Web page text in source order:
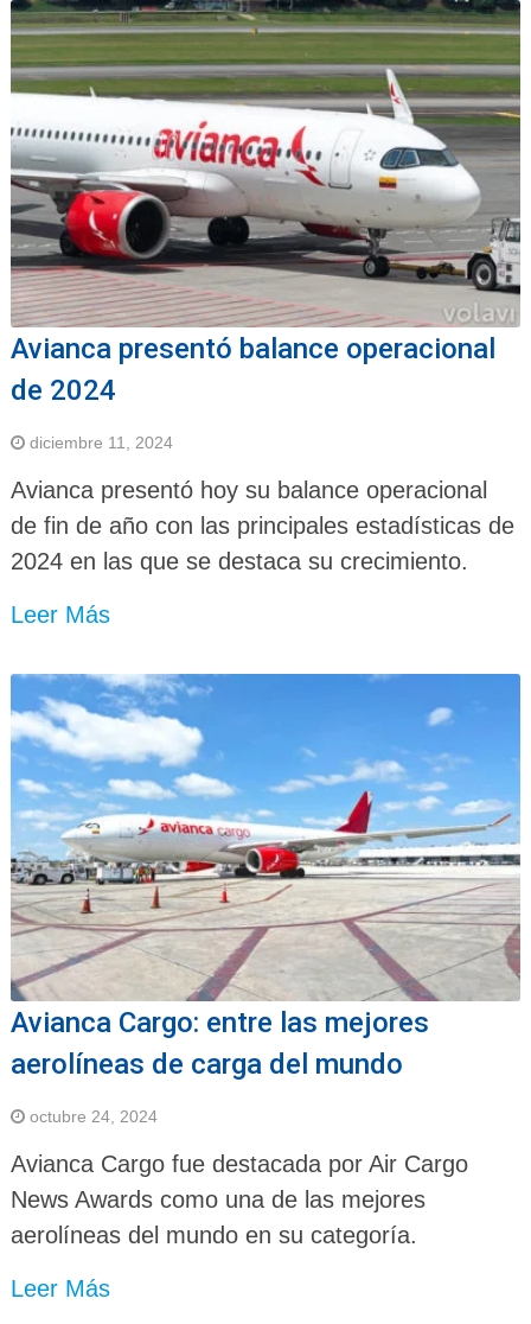
Avianca presentó balance operacional
de 2024
diciembre 11, 2024
Avianca presentó hoy su balance operacional
de fin de año con las principales estadísticas de
2024 en las que se destaca su crecimiento.
Leer Más
Avianca Cargo: entre las mejores
aerolíneas de carga del mundo
octubre 24, 2024
Avianca Cargo fue destacada por Air Cargo
News Awards como una de las mejores
aerolíneas del mundo en su categoría.
Leer Más